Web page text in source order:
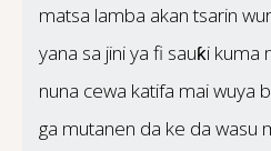
matsa lamba akan tsarin
yana sa jini ya fi sauƙi kuma
nuna cewa katifa mai wuya
ga mutanen da ke da wasu